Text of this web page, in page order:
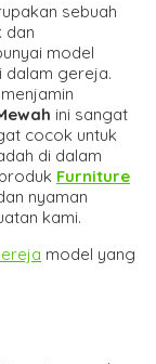
sebuah
dan
model
dalam gereja.
ini sangat
cocok untuk
di dalam
Furniture
nyaman
kami.
model yang